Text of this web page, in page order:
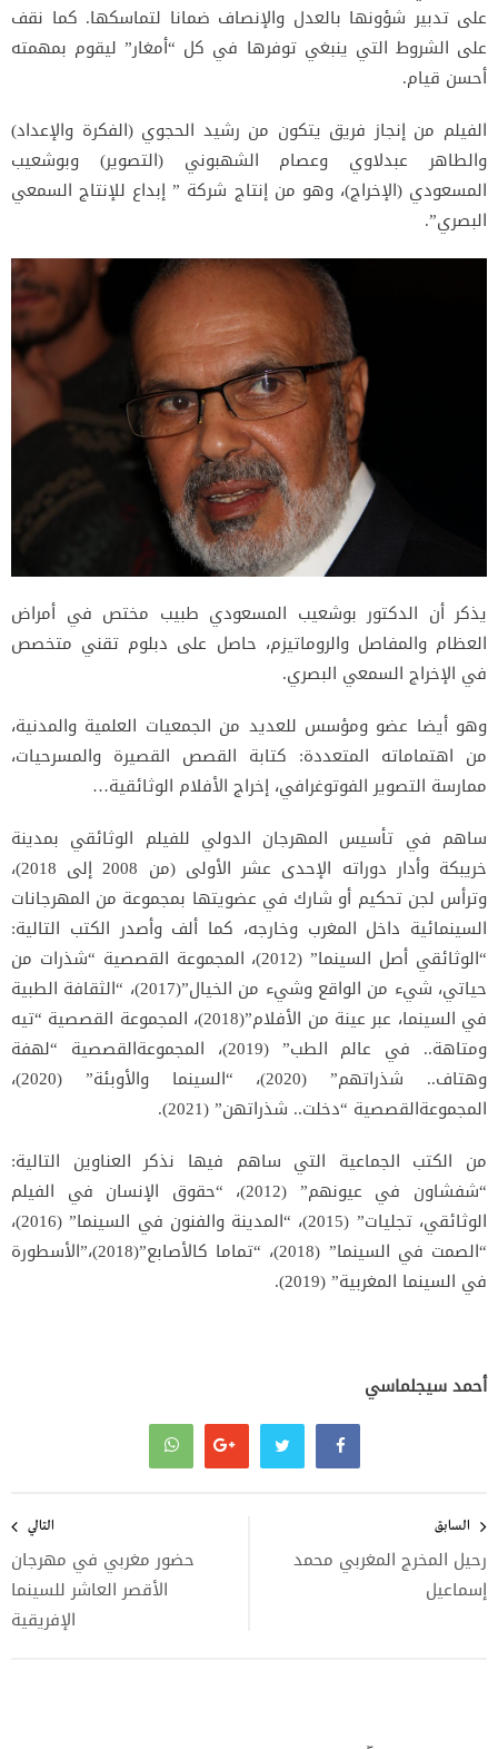
على تدبير شؤونها بالعدل والإنصاف ضمانا لتماسكها. كما نقف
على الشروط التي ينبغي توفرها في كل “أمغار” ليقوم بمهمته
أحسن قيام.
الفيلم من إنجاز فريق يتكون من رشيد الحجوي (الفكرة والإعداد)
والطاهر عبدلاوي وعصام الشهبوني (التصوير) وبوشعيب
المسعودي (الإخراج)، وهو من إنتاج شركة ” إبداع للإنتاج السمعي
البصري”.
يذكر أن الدكتور بوشعيب المسعودي طبيب مختص في أمراض
العظام والمفاصل والروماتيزم، حاصل على دبلوم تقني متخصص
في الإخراج السمعي البصري.
وهو أيضا عضو ومؤسس للعديد من الجمعيات العلمية والمدنية،
من اهتماماته المتعددة: كتابة القصص القصيرة والمسرحيات،
ممارسة التصوير الفوتوغرافي، إخراج الأفلام الوثائقية…
ساهم في تأسيس المهرجان الدولي للفيلم الوثائقي بمدينة
خريبكة وأدار دوراته الإحدى عشر الأولى (من 2008 إلى 2018)،
وترأس لجن تحكيم أو شارك في عضويتها بمجموعة من المهرجانات
السينمائية داخل المغرب وخارجه، كما ألف وأصدر الكتب التالية:
“الوثائقي أصل السينما” (2012)، المجموعة القصصية “شذرات من
حياتي، شيء من الواقع وشيء من الخيال”(2017)، “الثقافة الطبية
في السينما، عبر عينة من الأفلام”(2018)، المجموعة القصصية “تيه
ومتاهة.. في عالم الطب” (2019)، المجموعةالقصصية “لهفة
وهتاف.. شذراتهم” (2020)، “السينما والأوبئة” (2020)،
المجموعةالقصصية “دخلت.. شذراتهن” (2021).
من الكتب الجماعية التي ساهم فيها نذكر العناوين التالية:
“شفشاون في عيونهم” (2012)، “حقوق الإنسان في الفيلم
الوثائقي، تجليات” (2015)، “المدينة والفنون في السينما” (2016)،
“الصمت في السينما” (2018)، “تماما كالأصابع”(2018)،”الأسطورة
في السينما المغربية” (2019).
أحمد سيجلماسي
المقالات
السابق
رحيل المخرج المغربي محمد
إسماعيل
التالي
حضور مغربي في مهرجان
الأقصر العاشر للسينما
الإفريقية